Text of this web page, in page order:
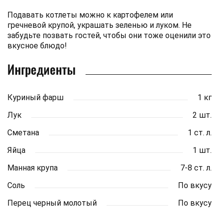
Подавать котлеты можно к картофелем или
гречневой крупой, украшать зеленью и луком. Не
забудьте позвать гостей, чтобы они тоже оценили это
вкусное блюдо!
Ингредиенты
Куриный фарш
1 кг
Лук
2 шт.
Сметана
1 ст. л.
Яйца
1 шт.
Манная крупа
7-8 ст. л.
Соль
По вкусу
Перец черный молотый
По вкусу